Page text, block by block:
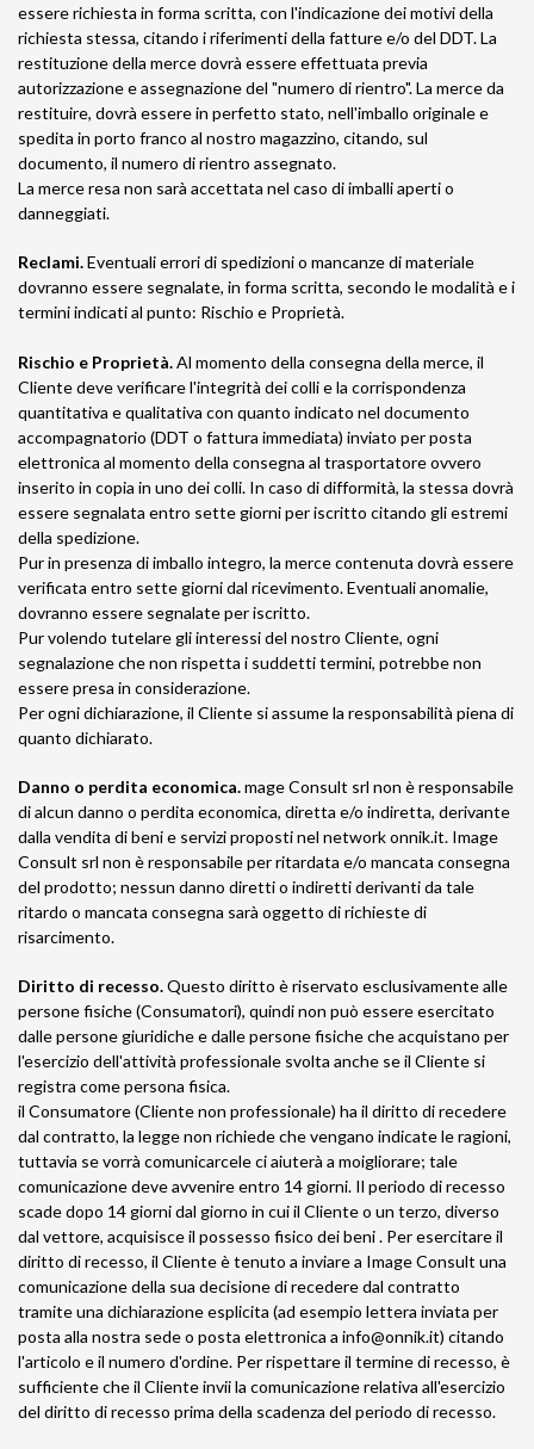
essere richiesta in forma scritta, con l'indicazione dei motivi della
richiesta stessa, citando i riferimenti della fatture e/o del DDT. La
restituzione della merce dovrà essere effettuata previa
autorizzazione e assegnazione del "numero di rientro". La merce da
restituire, dovrà essere in perfetto stato, nell'imballo originale e
spedita in porto franco al nostro magazzino, citando, sul
documento, il numero di rientro assegnato.
La merce resa non sarà accettata nel caso di imballi aperti o
danneggiati.
Reclami.Eventuali errori di spedizioni o mancanze di materiale
dovranno essere segnalate, in forma scritta, secondo le modalità e i
termini indicati al punto: Rischio e Proprietà.
Rischio e Proprietà.Al momento della consegna della merce, il
Cliente deve verificare l'integrità dei colli e la corrispondenza
quantitativa e qualitativa con quanto indicato nel documento
accompagnatorio (DDT o fattura immediata) inviato per posta
elettronica al momento della consegna al trasportatore ovvero
inserito in copia in uno dei colli. In caso di difformità, la stessa dovrà
essere segnalata entro sette giorni per iscritto citando gli estremi
della spedizione.
Pur in presenza di imballo integro, la merce contenuta dovrà essere
verificata entro sette giorni dal ricevimento. Eventuali anomalie,
dovranno essere segnalate per iscritto.
Pur volendo tutelare gli interessi del nostro Cliente, ogni
segnalazione che non rispetta i suddetti termini, potrebbe non
essere presa in considerazione.
Per ogni dichiarazione, il Cliente si assume la responsabilità piena di
quanto dichiarato.
Danno o perdita economica.mage Consult srl non è responsabile
di alcun danno o perdita economica, diretta e/o indiretta, derivante
dalla vendita di beni e servizi proposti nel network onnik.it. Image
Consult srl non è responsabile per ritardata e/o mancata consegna
del prodotto; nessun danno diretti o indiretti derivanti da tale
ritardo o mancata consegna sarà oggetto di richieste di
risarcimento.
Diritto di recesso.Questo diritto è riservato esclusivamente alle
persone fisiche (Consumatori), quindi non può essere esercitato
dalle persone giuridiche e dalle persone fisiche che acquistano per
l'esercizio dell'attività professionale svolta anche se il Cliente si
registra come persona fisica.
il Consumatore (Cliente non professionale) ha il diritto di recedere
dal contratto, la legge non richiede che vengano indicate le ragioni,
tuttavia se vorrà comunicarcele ci aiuterà a moigliorare; tale
comunicazione deve avvenire entro 14 giorni. Il periodo di recesso
scade dopo 14 giorni dal giorno in cui il Cliente o un terzo, diverso
dal vettore, acquisisce il possesso fisico dei beni . Per esercitare il
diritto di recesso, il Cliente è tenuto a inviare a Image Consult una
comunicazione della sua decisione di recedere dal contratto
tramite una dichiarazione esplicita (ad esempio lettera inviata per
posta alla nostra sede o posta elettronica a info@onnik.it) citando
l'articolo e il numero d'ordine. Per rispettare il termine di recesso, è
sufficiente che il Cliente invii la comunicazione relativa all'esercizio
del diritto di recesso prima della scadenza del periodo di recesso.